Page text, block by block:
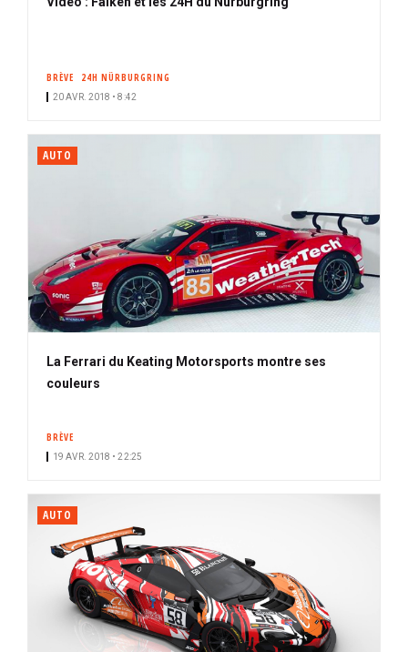
BRÈVE 24H NÜRBURGRING
20 AVR. 2018 • 8:42
AUTO
La Ferrari du Keating Motorsports montre ses
couleurs
BRÈVE
19 AVR. 2018 • 22:25
AUTO